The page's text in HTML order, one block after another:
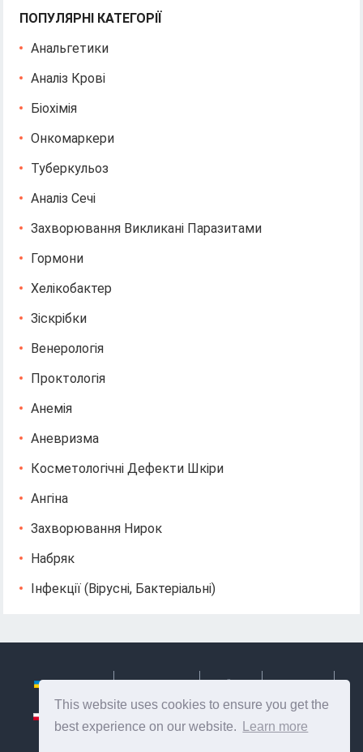
This website uses cookies to ensure you get the
best experience on our website.
Learn more
ПОПУЛЯРНІ КАТЕГОРІЇ
Анальгетики
Аналіз Крові
Біохімія
Онкомаркери
Туберкульоз
Аналіз Сечі
Захворювання Викликані Паразитами
Гормони
Хелікобактер
Зіскрібки
Венерологія
Проктологія
Анемія
Аневризма
Косметологічні Дефекти Шкіри
Ангіна
Захворювання Нирок
Набряк
Інфекції (вірусні, Бактеріальні)